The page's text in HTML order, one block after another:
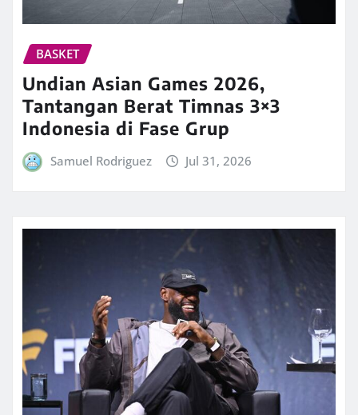
BASKET
Undian Asian Games 2026,
Tantangan Berat Timnas 3×3
Indonesia di Fase Grup
Samuel Rodriguez Jul 31, 2026